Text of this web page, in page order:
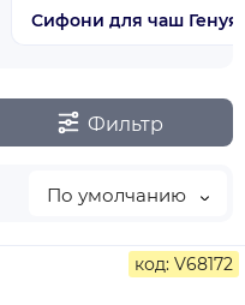
Сифони для чаш Генуя
Фильтр
По умолчанию
код: V68172